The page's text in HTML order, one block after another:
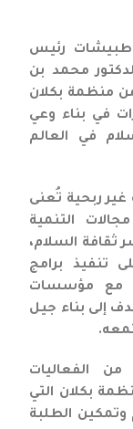
طبيشات رئيس
محمد بن
منظمة بكلان
في بناء وعي
في العالم
غير ربحية تُعنى
التنمية
ثقافة السلام،
تنفيذ برامج
مع مؤسسات
إلى بناء جيل
الفعاليات
بكلان التي
الطلبة